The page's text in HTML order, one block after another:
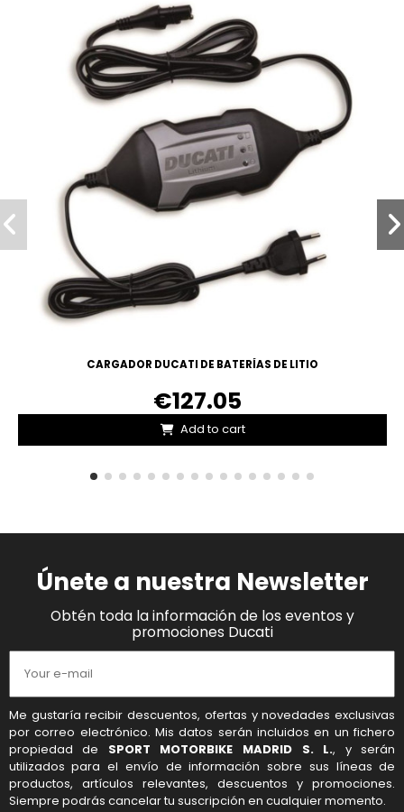
CARGADOR DUCATI DE BATERÍAS DE LITIO
€127.05
Add to cart
Únete a nuestra Newsletter
Obtén toda la información de los eventos y
promociones Ducati
Me gustaría recibir descuentos, ofertas y novedades exclusivas
por correo electrónico. Mis datos serán incluidos en un fichero
propiedad de SPORT MOTORBIKE MADRID S. L., y serán
utilizados para el envío de información sobre sus líneas de
productos, artículos relevantes, descuentos y promociones.
Siempre podrás cancelar tu suscripción en cualquier momento.